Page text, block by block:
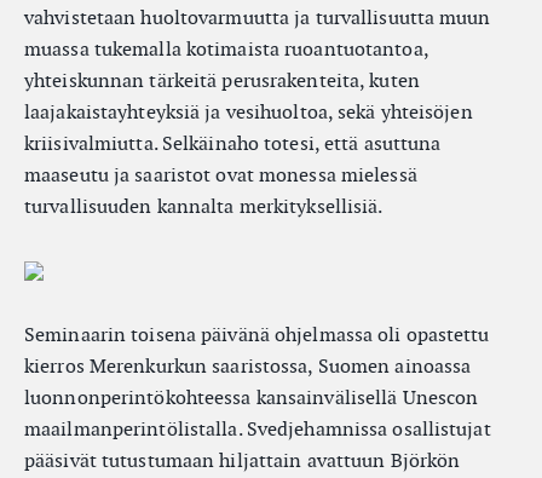
vahvistetaan huoltovarmuutta ja turvallisuutta muun
muassa tukemalla kotimaista ruoantuotantoa,
yhteiskunnan tärkeitä perusrakenteita, kuten
laajakaistayhteyksiä ja vesihuoltoa, sekä yhteisöjen
kriisivalmiutta. Selkäinaho totesi, että asuttuna
maaseutu ja saaristot ovat monessa mielessä
turvallisuuden kannalta merkityksellisiä.
Seminaarin toisena päivänä ohjelmassa oli opastettu
kierros Merenkurkun saaristossa, Suomen ainoassa
luonnonperintökohteessa kansainvälisellä Unescon
maailmanperintölistalla. Svedjehamnissa osallistujat
pääsivät tutustumaan hiljattain avattuun Björkön